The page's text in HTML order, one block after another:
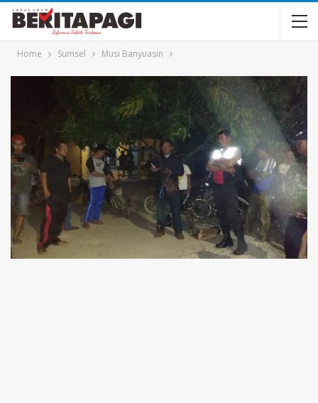
Home Sumsel Musi Banyuasin